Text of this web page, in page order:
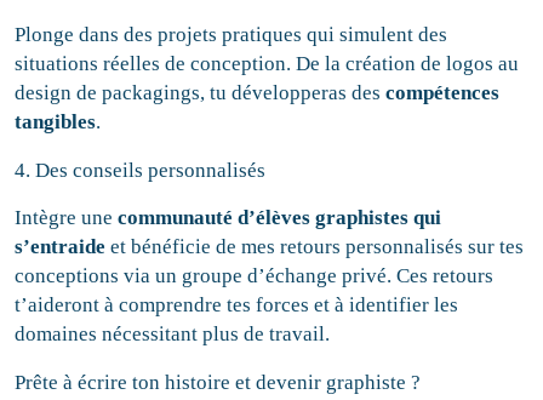
Plonge dans des projets pratiques qui simulent des
situations réelles de conception. De la création de logos au
design de packagings, tu développeras descompétences
tangibles.
4. Des conseils personnalisés
Intègre unecommunauté d’élèves graphistes qui
s’entraide et bénéficie de mes retours personnalisés sur tes
conceptions via un groupe d’échange privé. Ces retours
t’aideront à comprendre tes forces et à identifier les
domaines nécessitant plus de travail.
Prête à écrire ton histoire et devenir graphiste ?